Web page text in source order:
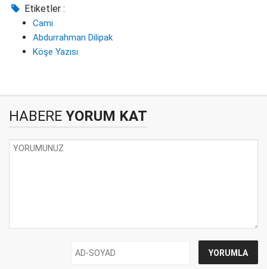
Etiketler :
Cami
Abdurrahman Dilipak
Köşe Yazısı
HABERE YORUM KAT